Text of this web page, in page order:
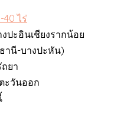
ไร่
ปะอินเชียงรากน้อย
านี-บางปะหัน)
ยา
ะวันออก